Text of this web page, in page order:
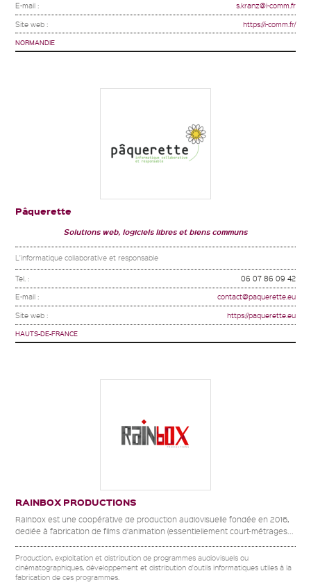
E-mail : s.kranz@i-comm.fr
Site web : https://i-comm.fr/
NORMANDIE
Pâquerette
Solutions web, logiciels libres et biens communs
L'informatique collaborative et responsable
Tel. : 06 07 86 09 42
E-mail : contact@paquerette.eu
Site web : https://paquerette.eu
HAUTS-DE-FRANCE
RAINBOX PRODUCTIONS
Rainbox est une coopérative de production audiovisuelle fondée en 2016,
dediée à fabrication de films d’animation (essentiellement court-métrages...
Production, exploitation et distribution de programmes audiovisuels ou
cinématographiques, développement et distribution d'outils informatiques utiles à la
fabrication de ces programmes.